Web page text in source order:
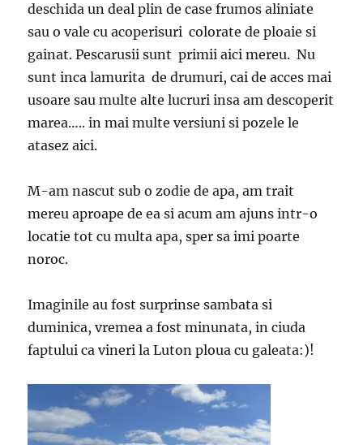
deschida un deal plin de case frumos aliniate
sau o vale cu acoperisuri colorate de ploaie si
gainat. Pescarusii sunt primii aici mereu. Nu
sunt inca lamurita de drumuri, cai de acces mai
usoare sau multe alte lucruri insa am descoperit
marea….. in mai multe versiuni si pozele le
atasez aici.
M-am nascut sub o zodie de apa, am trait
mereu aproape de ea si acum am ajuns intr-o
locatie tot cu multa apa, sper sa imi poarte
noroc.
Imaginile au fost surprinse sambata si
duminica, vremea a fost minunata, in ciuda
faptului ca vineri la Luton ploua cu galeata:)!